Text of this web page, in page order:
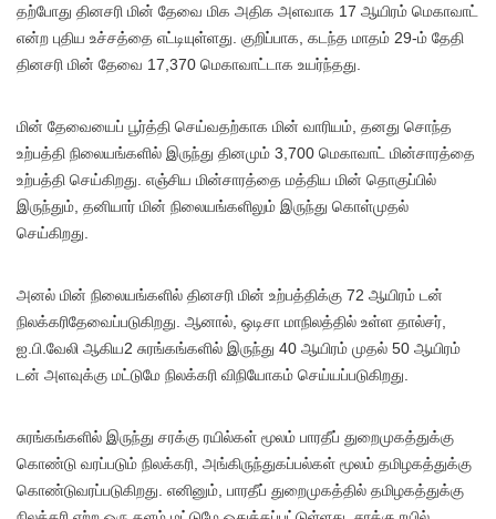
தற்போது தினசரி மின் தேவை மிக அதிக அளவாக 17 ஆயிரம் மெகாவாட்
என்ற புதிய உச்சத்தை எட்டியுள்ளது. குறிப்பாக, கடந்த மாதம் 29-ம் தேதி
தினசரி மின் தேவை 17,370 மெகாவாட்டாக உயர்ந்தது.
மின் தேவையைப் பூர்த்தி செய்வதற்காக மின் வாரியம், தனது சொந்த
உற்பத்தி நிலையங்களில் இருந்து தினமும் 3,700 மெகாவாட் மின்சாரத்தை
உற்பத்தி செய்கிறது. எஞ்சிய மின்சாரத்தை மத்திய மின் தொகுப்பில்
இருந்தும், தனியார் மின் நிலையங்களிலும் இருந்து கொள்முதல்
செய்கிறது.
அனல் மின் நிலையங்களில் தினசரி மின் உற்பத்திக்கு 72 ஆயிரம் டன்
நிலக்கரிதேவைப்படுகிறது. ஆனால், ஒடிசா மாநிலத்தில் உள்ள தால்சர்,
ஐ.பி.வேலி ஆகிய2 சுரங்கங்களில் இருந்து 40 ஆயிரம் முதல் 50 ஆயிரம்
டன் அளவுக்கு மட்டுமே நிலக்கரி விநியோகம் செய்யப்படுகிறது.
சுரங்கங்களில் இருந்து சரக்கு ரயில்கள் மூலம் பாரதீப் துறைமுகத்துக்கு
கொண்டு வரப்படும் நிலக்கரி, அங்கிருந்துகப்பல்கள் மூலம் தமிழகத்துக்கு
கொண்டுவரப்படுகிறது. எனினும், பாரதீப் துறைமுகத்தில் தமிழகத்துக்கு